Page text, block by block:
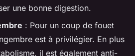
une bonne digestion.
: Pour un coup de fouet
est à privilégier. En plus
il est également anti-